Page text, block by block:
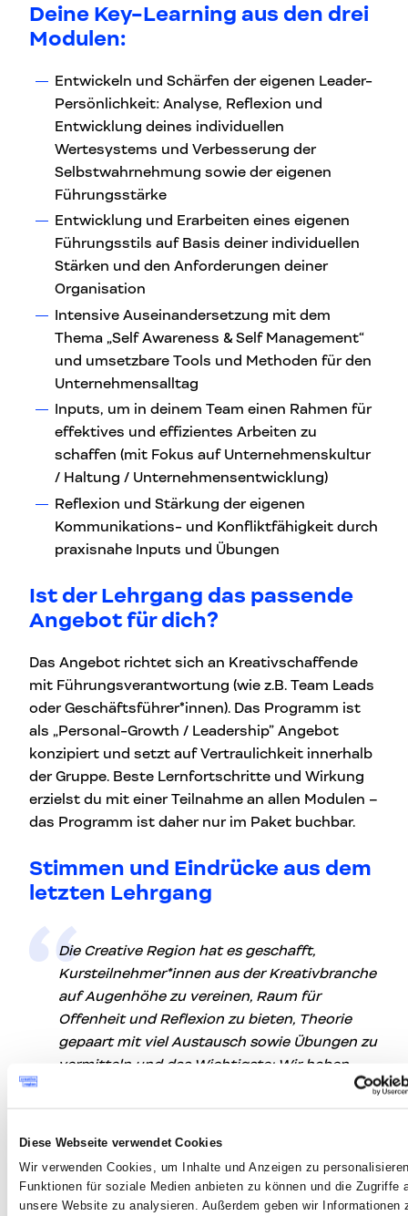
Diese Webseite verwendet Cookies
Wir verwenden Cookies, um Inhalte und Anzeigen zu
Funktionen für soziale Medien anbieten zu können und die Zugriffe
unsere Website zu analysieren. Außerdem geben wir Informationen
Deine Key-Learning aus den drei
Modulen:
Entwickeln und Schärfen der eigenen Leader-
Persönlichkeit: Analyse, Reflexion und
Entwicklung deines individuellen
Wertesystems und Verbesserung der
Selbstwahrnehmung sowie der eigenen
Führungsstärke
Entwicklung und Erarbeiten eines eigenen
Führungsstils auf Basis deiner individuellen
Stärken und den Anforderungen deiner
Organisation
Intensive Auseinandersetzung mit dem
Thema „Self Awareness & Self Management“
und umsetzbare Tools und Methoden für den
Unternehmensalltag
Inputs, um in deinem Team einen Rahmen für
effektives und effizientes Arbeiten zu
schaffen (mit Fokus auf Unternehmenskultur
/ Haltung / Unternehmensentwicklung)
Reflexion und Stärkung der eigenen
Kommunikations- und Konfliktfähigkeit durch
praxisnahe Inputs und Übungen
Ist der Lehrgang das passende
Angebot für dich?
Das Angebot richtet sich an Kreativschaffende
mit Führungsverantwortung (wie z.B. Team Leads
oder Geschäftsführer*innen). Das Programm ist
als „Personal-Growth / Leadership” Angebot
konzipiert und setzt auf Vertraulichkeit innerhalb
der Gruppe. Beste Lernfortschritte und Wirkung
erzielst du mit einer Teilnahme an allen Modulen –
das Programm ist daher nur im Paket buchbar.
Stimmen und Eindrücke aus dem
letzten Lehrgang
Die Creative Region hat es geschafft,
Kursteilnehmer*innen aus der Kreativbranche
auf Augenhöhe zu vereinen, Raum für
Offenheit und Reflexion zu bieten, Theorie
gepaart mit viel Austausch sowie Übungen zu
vermitteln und das Wichtigste: Wir haben
Leader*innen geschaffen. Zusammengefasst:
Julia Maiss, Head of Agency, 1000things
GmbH